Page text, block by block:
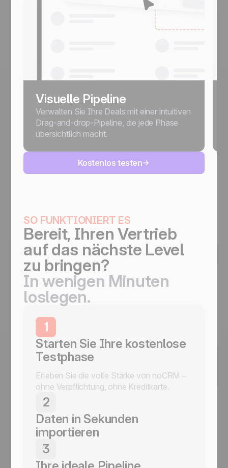
Visuelle Pipeline
Verwalten Sie Ihre Deals mit einer intuitiven
Drag-and-drop-Pipeline, die jede Phase
übersichtlich macht.
Kostenlos testen
SO FUNKTIONIERT ES
Bereit, Ihren Vertrieb
auf das nächste Level
zu bringen?
In wenigen Minuten
loslegen.
1
Starten Sie Ihre kostenlose
Testphase
Erleben Sie die volle Stärke von noCRM –
ohne Verpflichtung, ohne Kreditkarte.
2
Daten in Sekunden
importieren
Leads aus beliebigen Quellen importieren:
E-Mail, WhatsApp, Formulare oder CSV in
3